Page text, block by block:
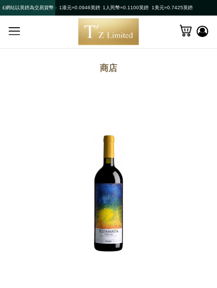
£網站以英鎊為交易貨幣 1港元=0.0946英鎊 1人民幣=0.1100英鎊 1美元=0.7425英鎊
商店